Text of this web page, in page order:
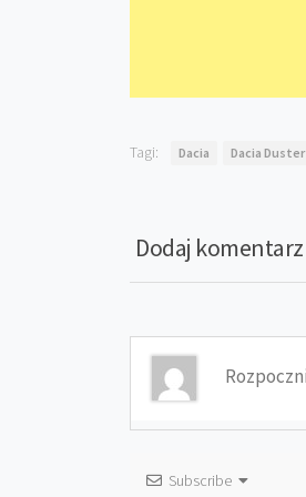
Tagi: Dacia Dacia Duster
Dodaj komentarz
Subscribe